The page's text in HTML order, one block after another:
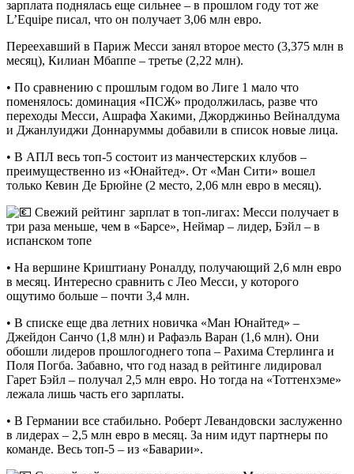
зарплата поднялась еще сильнее – в прошлом году тот же
L’Equipe писал, что он получает 3,06 млн евро.
Переехавший в Париж Месси занял второе место (3,375 млн в
месяц), Килиан Мбаппе – третье (2,22 млн).
• По сравнению с прошлым годом во Лиге 1 мало что
поменялось: доминация «ПСЖ» продолжилась, разве что
переходы Месси, Ашрафа Хакими, Джорджиньо Вейналдума
и Джанлуиджи Доннаруммы добавили в список новые лица.
• В АПЛ весь топ-5 состоит из манчестерских клубов –
преимущественно из «Юнайтед». От «Ман Сити» вошел
только Кевин Де Брюйне (2 место, 2,06 млн евро в месяц).
• На вершине Криштиану Роналду, получающий 2,6 млн евро
в месяц. Интересно сравнить с Лео Месси, у которого
ощутимо больше – почти 3,4 млн.
• В списке еще два летних новичка «Ман Юнайтед» –
Джейдон Санчо (1,8 млн) и Рафаэль Варан (1,6 млн). Они
обошли лидеров прошлогоднего топа – Рахима Стерлинга и
Поля Погба. Забавно, что год назад в рейтинге лидировал
Гарет Бэйл – получал 2,5 млн евро. Но тогда на «Тоттенхэме»
лежала лишь часть его зарплаты.
• В Германии все стабильно. Роберт Левандовски заслуженно
в лидерах – 2,5 млн евро в месяц. За ним идут партнеры по
команде. Весь топ-5 – из «Баварии».